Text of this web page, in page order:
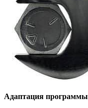
Адаптация программы